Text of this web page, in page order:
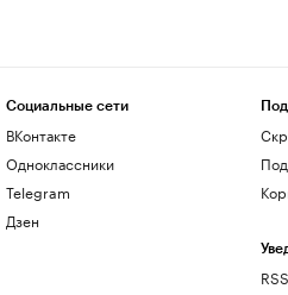
Социальные сети
ВКонтакте
Одноклассники
Telegram
Дзен